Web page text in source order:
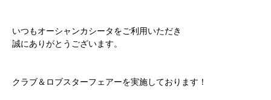
いつもオーシャンカシータをご利用いただき
誠にありがとうございます。
クラブ＆ロブスターフェアーを実施しております！